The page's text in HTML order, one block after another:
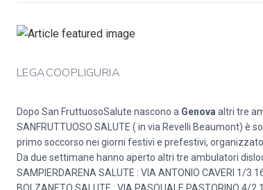
LEGACOOPLIGURIA
Dopo San FruttuosoSalute nascono a Genova altri tre
SANFRUTTUOSO SALUTE ( in via Revelli Beaumont)
primo soccorso nei giorni festivi e prefestivi,
Da due settimane hanno aperto altri tre ambulatori
SAMPIERDARENA SALUTE : VIA ANTONIO CAVERI 1/3